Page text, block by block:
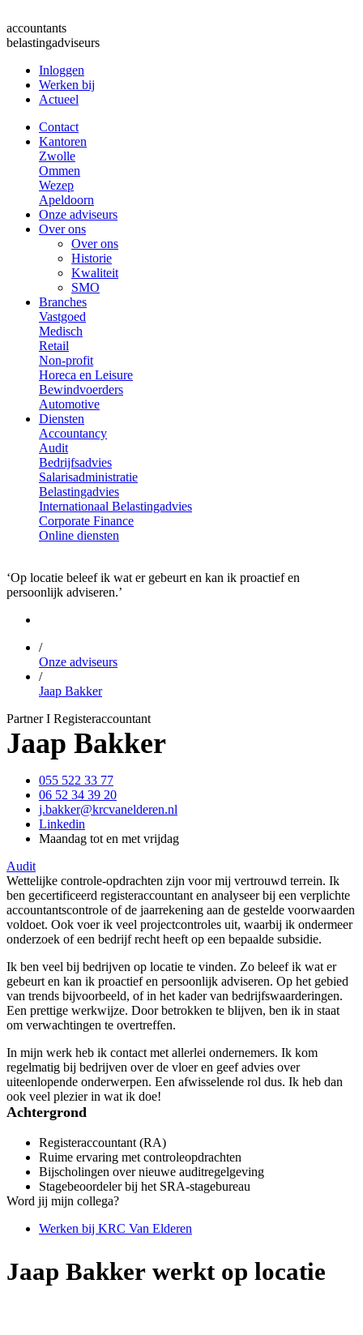
accountants
belastingadviseurs
Inloggen
Werken bij
Actueel
Contact
Kantoren
Zwolle
Ommen
Wezep
Apeldoorn
Onze adviseurs
Over ons
Over ons
Historie
Kwaliteit
SMO
Branches
Vastgoed
Medisch
Retail
Non-profit
Horeca en Leisure
Bewindvoerders
Automotive
Diensten
Accountancy
Audit
Bedrijfsadvies
Salarisadministratie
Belastingadvies
Internationaal Belastingadvies
Corporate Finance
Online diensten
‘Op locatie beleef ik wat er gebeurt en kan ik proactief en
persoonlijk adviseren.’
/
Onze adviseurs
/
Jaap Bakker
Partner I Registeraccountant
Jaap Bakker
055 522 33 77
06 52 34 39 20
j.bakker@krcvanelderen.nl
Linkedin
Maandag tot en met vrijdag
Audit
Wettelijke controle-opdrachten zijn voor mij vertrouwd terrein. Ik
ben gecertificeerd registeraccountant en analyseer bij een verplichte
accountantscontrole of de jaarrekening aan de gestelde voorwaarden
voldoet. Ook voer ik veel projectcontroles uit, waarbij ik ondermeer
onderzoek of een bedrijf recht heeft op een bepaalde subsidie.
Ik ben veel bij bedrijven op locatie te vinden. Zo beleef ik wat er
gebeurt en kan ik proactief en persoonlijk adviseren. Op het gebied
van trends bijvoorbeeld, of in het kader van bedrijfswaarderingen.
Een prettige werkwijze. Door betrokken te blijven, ben ik in staat
om verwachtingen te overtreffen.
In mijn werk heb ik contact met allerlei ondernemers. Ik kom
regelmatig bij bedrijven over de vloer en geef advies over
uiteenlopende onderwerpen. Een afwisselende rol dus. Ik heb dan
ook veel plezier in wat ik doe!
Achtergrond
Registeraccountant (RA)
Ruime ervaring met controleopdrachten
Bijscholingen over nieuwe auditregelgeving
Stagebeoordeler bij het SRA-stagebureau
Word jij mijn collega?
Werken bij KRC Van Elderen
Jaap Bakker werkt op locatie